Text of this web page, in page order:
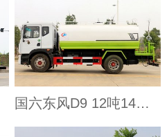
国六东风D9 12吨14吨洒水车